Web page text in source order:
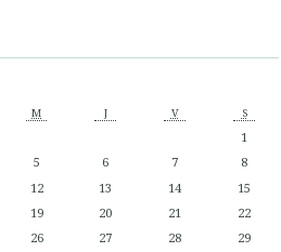
M J V S
1
5 6 7
8
12 13 14
15
19 20 21
22
26 27 28
29